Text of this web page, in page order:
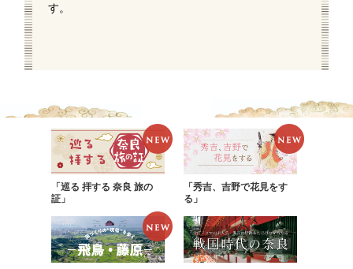
す。
「巡る 拝する 奈良 旅の
証」
「秀吉、吉野で花見をす
る」